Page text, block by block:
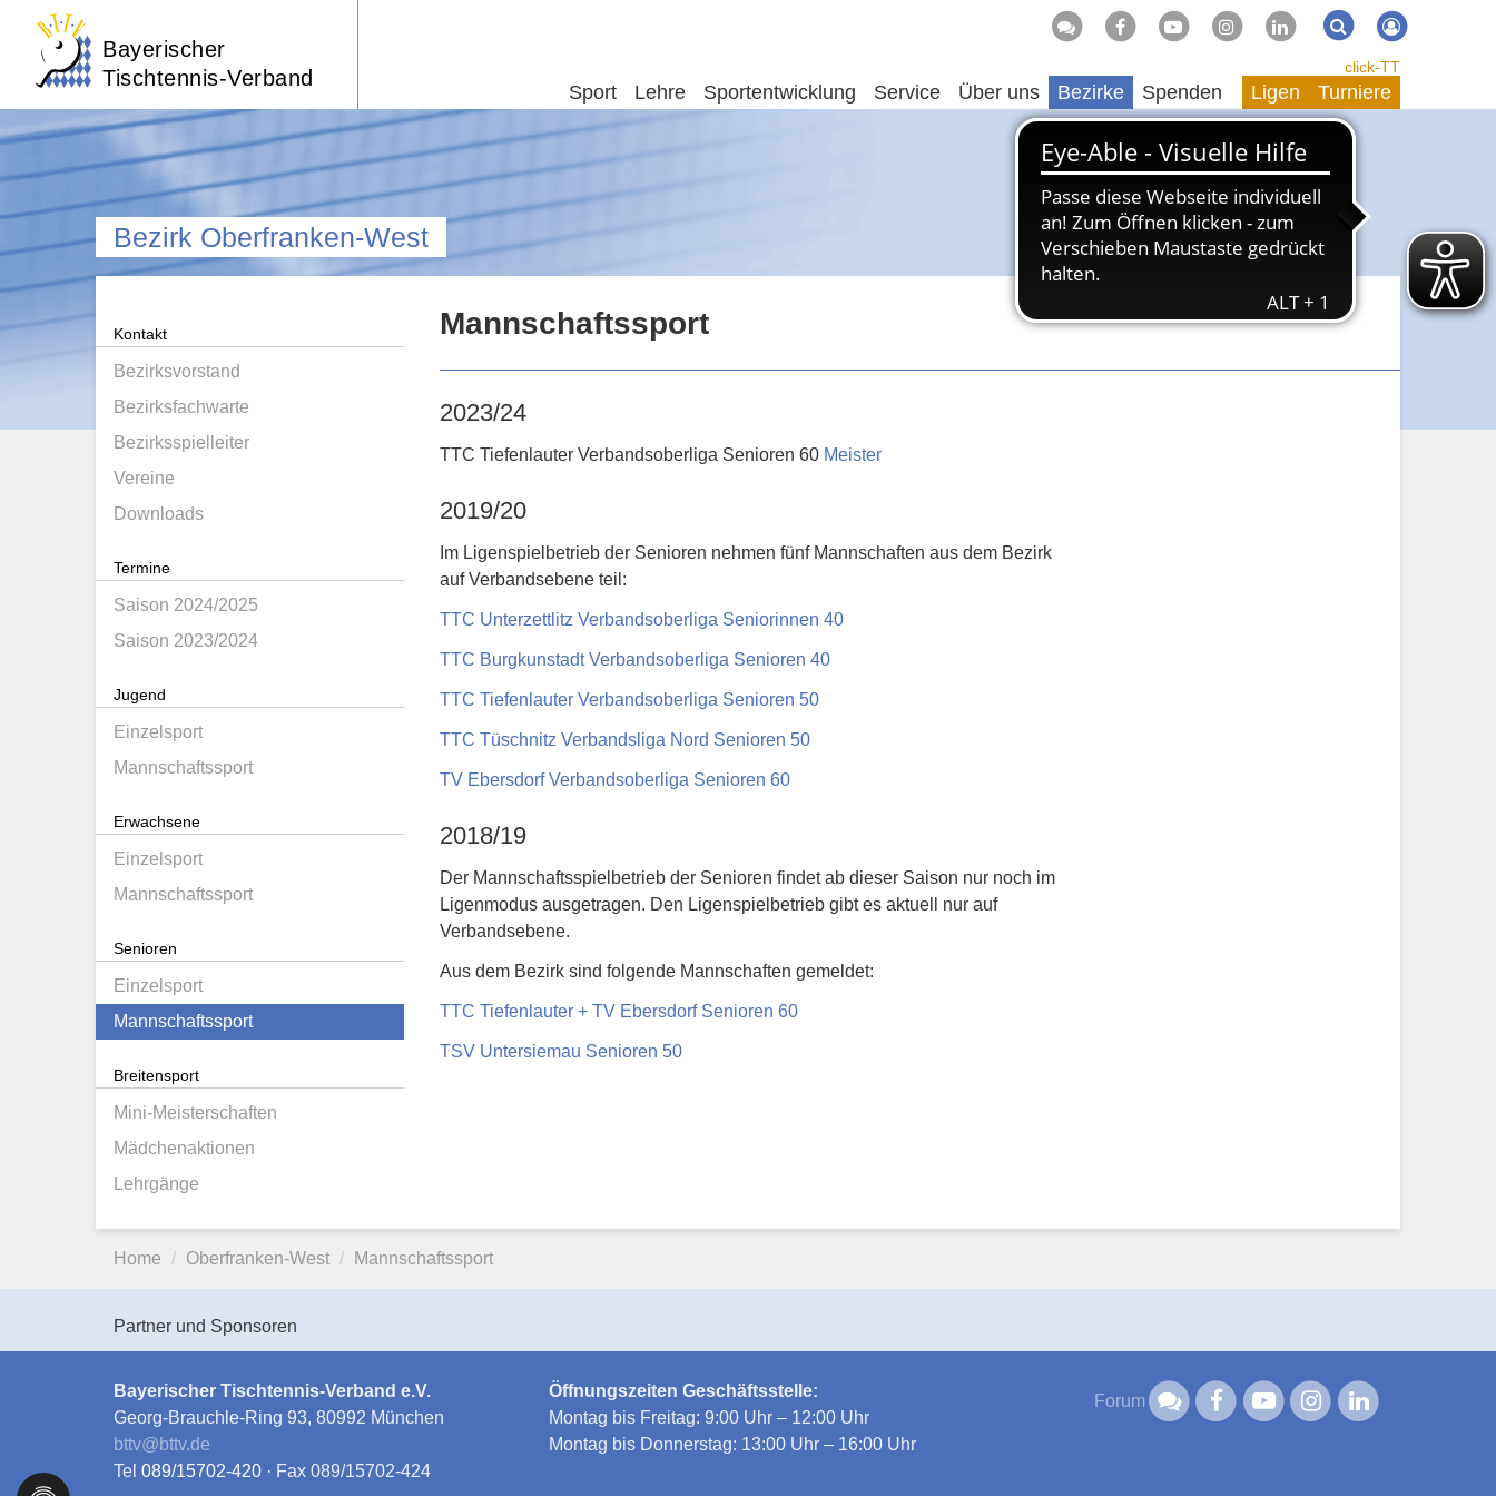
Bayerischer
Tischtennis-Verband
Suche Suchen
Sport Lehre Sportentwicklung Service Über uns Bezirke Spenden
click-TT
Ligen Turniere
Bezirk Oberfranken-West
Kontakt
Bezirksvorstand
Bezirksfachwarte
Bezirksspielleiter
Vereine
Downloads
Termine
Saison 2024/2025
Saison 2023/2024
Jugend
Einzelsport
Mannschaftssport
Erwachsene
Einzelsport
Mannschaftssport
Senioren
Einzelsport
Mannschaftssport
Breitensport
Mini-Meisterschaften
Mädchenaktionen
Lehrgänge
Mannschaftssport
2023/24
TTC Tiefenlauter Verbandsoberliga Senioren 60 Meister
2019/20
Im Ligenspielbetrieb der Senioren nehmen fünf Mannschaften aus dem Bezirk
auf Verbandsebene teil:
TTC Unterzettlitz Verbandsoberliga Seniorinnen 40
TTC Burgkunstadt Verbandsoberliga Senioren 40
TTC Tiefenlauter Verbandsoberliga Senioren 50
TTC Tüschnitz Verbandsliga Nord Senioren 50
TV Ebersdorf Verbandsoberliga Senioren 60
2018/19
Der Mannschaftsspielbetrieb der Senioren findet ab dieser Saison nur noch im
Ligenmodus ausgetragen. Den Ligenspielbetrieb gibt es aktuell nur auf
Verbandsebene.
Aus dem Bezirk sind folgende Mannschaften gemeldet:
TTC Tiefenlauter + TV Ebersdorf Senioren 60
TSV Untersiemau Senioren 50
Home Oberfranken-West Mannschaftssport
Partner und Sponsoren
Bayerischer Tischtennis-Verband e.V.
Georg-Brauchle-Ring 93, 80992 München
bttv@bttv.de
Tel 089/15702-420 · Fax 089/15702-424
Öffnungszeiten Geschäftsstelle:
Montag bis Freitag: 9:00 Uhr – 12:00 Uhr
Montag bis Donnerstag: 13:00 Uhr – 16:00 Uhr
Forum